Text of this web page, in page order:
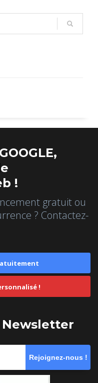
!
gratuit ou
? Contactez-
!
Newsletter
Rejoignez-nous !